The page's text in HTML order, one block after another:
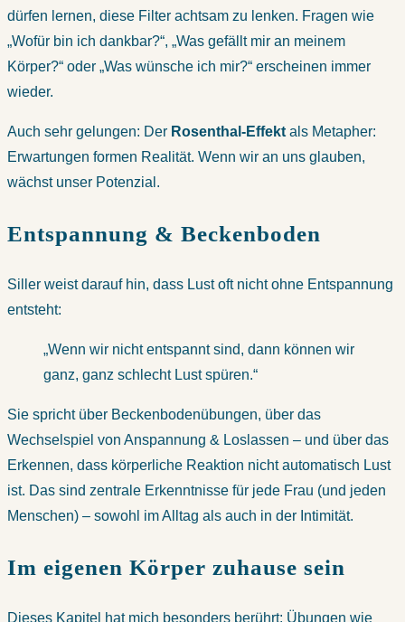
dürfen lernen, diese Filter achtsam zu lenken. Fragen wie
„Wofür bin ich dankbar?“, „Was gefällt mir an meinem
Körper?“ oder „Was wünsche ich mir?“ erscheinen immer
wieder.
Auch sehr gelungen: Der Rosenthal-Effekt als Metapher:
Erwartungen formen Realität. Wenn wir an uns glauben,
wächst unser Potenzial.
Entspannung & Beckenboden
Siller weist darauf hin, dass Lust oft nicht ohne Entspannung
entsteht:
„Wenn wir nicht entspannt sind, dann können wir
ganz, ganz schlecht Lust spüren.“
Sie spricht über Beckenbodenübungen, über das
Wechselspiel von Anspannung & Loslassen – und über das
Erkennen, dass körperliche Reaktion nicht automatisch Lust
ist. Das sind zentrale Erkenntnisse für jede Frau (und jeden
Menschen) – sowohl im Alltag als auch in der Intimität.
Im eigenen Körper zuhause sein
Dieses Kapitel hat mich besonders berührt: Übungen wie